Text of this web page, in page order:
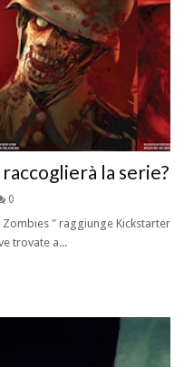
la serie?
0
" raggiunge Kickstarter
trovate a...